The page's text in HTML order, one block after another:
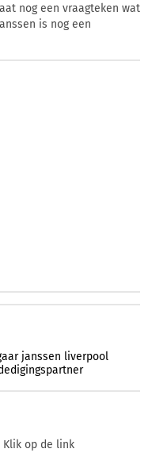
nog een vraagteken wat
is nog een
janssen liverpool
Klik op de link